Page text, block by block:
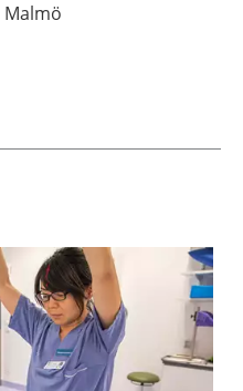
Malmö